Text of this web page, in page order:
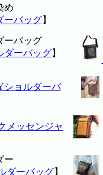
め
ーバッグ】
ーバッグ
ダーバッグ】
ショルダーバ
メッセンジャ
ー
ダーバッグ】